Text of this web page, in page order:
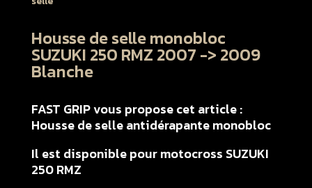
Housse de selle monobloc
SUZUKI 250 RMZ 2007 -> 2009
Blanche
FAST GRIP vous propose cet article :
Housse de selle antidérapante monobloc
Il est disponible pour motocross SUZUKI
250 RMZ